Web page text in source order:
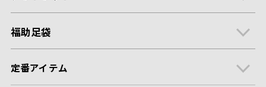
福助足袋
定番アイテム